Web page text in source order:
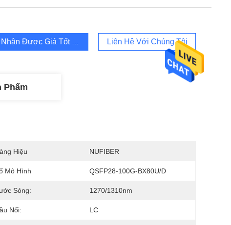
Nhận Được Giá Tốt Nhất Liên Hệ Với Chúng Tôi
Phẩm
Hiệu NUFIBER
Mô Hình QSFP28-100G-BX80U/D
Sóng: 1270/1310nm
Nối: LC